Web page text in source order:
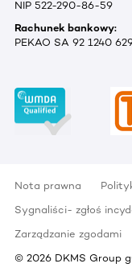
NIP 522-290-86-59
Rachunek bankowy:
PEKAO SA 92 1240
Nota prawna
Sygnaliści- zgłoś
Zarządzanie zgodami
© 2026 DKMS Group